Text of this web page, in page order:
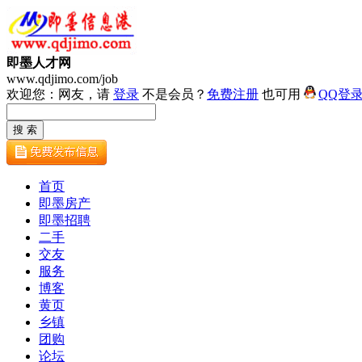
即墨人才网
www.qdjimo.com/job
欢迎您：网友，请 登录 不是会员？ 免费注册 也可用 QQ登
首页
即墨房产
即墨招聘
二手
交友
服务
博客
黄页
乡镇
团购
论坛